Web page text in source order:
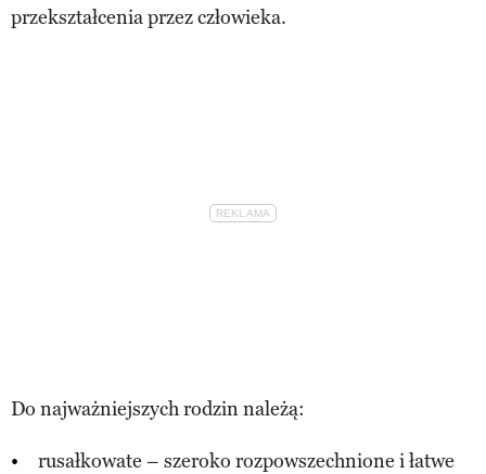
przekształcenia przez człowieka.
Do najważniejszych rodzin należą:
rusałkowate – szeroko rozpowszechnione i łatwe